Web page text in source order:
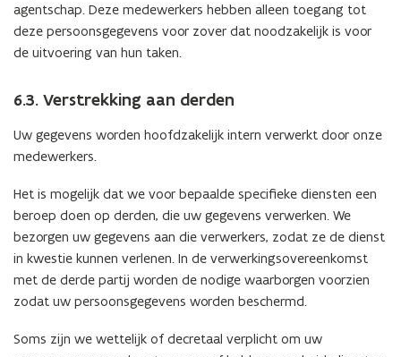
agentschap. Deze medewerkers hebben alleen toegang tot
deze persoonsgegevens voor zover dat noodzakelijk is voor
de uitvoering van hun taken.
6.3. Verstrekking aan derden
Uw gegevens worden hoofdzakelijk intern verwerkt door onze
medewerkers.
Het is mogelijk dat we voor bepaalde specifieke diensten een
beroep doen op derden, die uw gegevens verwerken. We
bezorgen uw gegevens aan die verwerkers, zodat ze de dienst
in kwestie kunnen verlenen. In de verwerkingsovereenkomst
met de derde partij worden de nodige waarborgen voorzien
zodat uw persoonsgegevens worden beschermd.
Soms zijn we wettelijk of decretaal verplicht om uw